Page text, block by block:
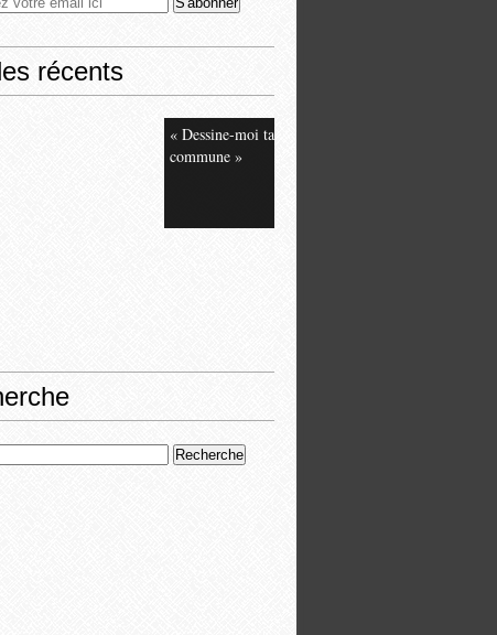
récents
« Dessine-moi ta
commune »